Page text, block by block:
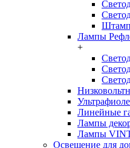
Лампы
+
Линейные
Лампы
Лампы
Освещение для